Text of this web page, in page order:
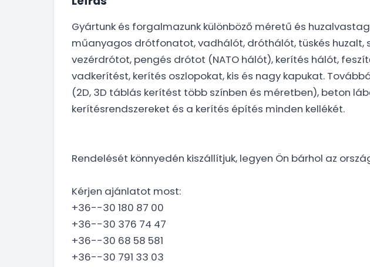
Gyártunk és forgalmazunk különböző méretű és
műanyagos drótfonatot, vadhálót, dróthálót, tüskés huzalt,
vezérdrótot, pengés drótot (NATO hálót), kerítés hálót,
vadkerítést, kerítés oszlopokat, kis és nagy kapukat.
(2D, 3D táblás kerítést több színben és méretben), beton
kerítésrendszereket és a kerítés építés minden kellékét.
Rendelését könnyedén kiszállítjuk, legyen Ön bárhol az
Kérjen ajánlatot most:
+36--30 180 87 00
+36--30 376 74 47
+36--30 68 58 581
+36--30 791 33 03